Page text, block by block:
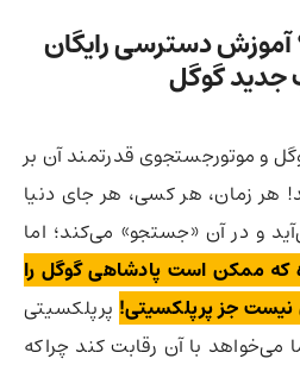
دسترسی رایگان
گوگل و موتورجستجوی قدرتمند آن بر
هر زمان، هر کسی، هر جای دنیا
و در آن «جستجو» می‌کند؛ اما
که ممکن است پادشاهی گوگل را
نیست جز پرپلکسیتی! پرپلکسیتی
با آن رقابت کند چراکه